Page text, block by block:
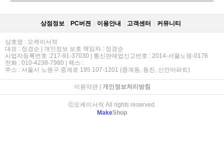
상점정보 PC버젼 이용안내 고객센터 커뮤니티
상호명 : 오케이서적
대표 : 정경순 | 개인정보 보호 책임자 : 정경순
사업자등록번호 :217-91-37030 | 통신판매업신고번호 : 2014-서울노원-0176
전화 : 010-4238-7980 | 팩스 :
주소 : 서울시 노원구 중계로 195 107-1201 (중계동, 동진, 신안아파트)
이용약관| 개인정보처리방침
ⓒ오케이서적 All rights reserved.
MakeShop